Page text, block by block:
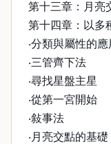
第十三章：月亮
第十四章：以多
‧分類與屬性的應
‧三管齊下法
‧尋找星盤主星
‧從第一宮開始
‧敍事法
‧月亮交點的基礎